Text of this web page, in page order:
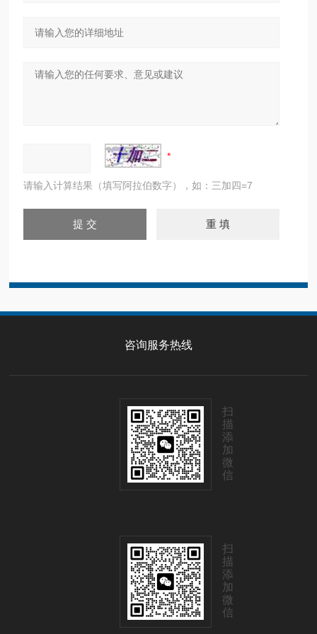
请输入计算结果（填写阿拉伯数字），如：三加四=7
咨询服务热线
扫
描
添
加
微
信
扫
描
添
加
微
信